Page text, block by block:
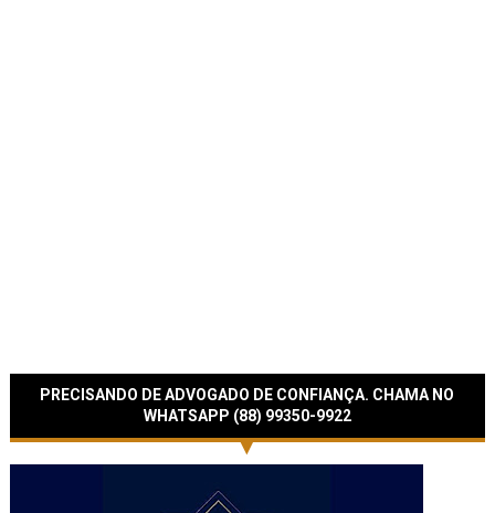
PRECISANDO DE ADVOGADO DE CONFIANÇA. CHAMA NO
WHATSAPP (88) 99350-9922